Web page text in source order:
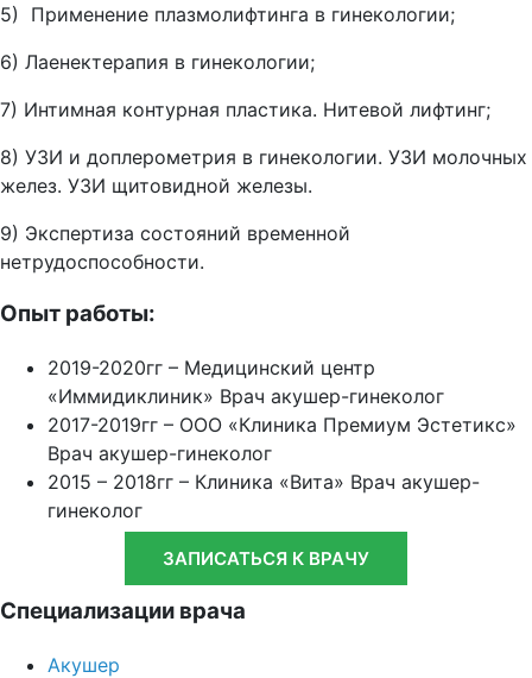
5) Применение плазмолифтинга в гинекологии;
6) Лаенектерапия в гинекологии;
7) Интимная контурная пластика. Нитевой лифтинг;
8) УЗИ и доплерометрия в гинекологии. УЗИ молочных
желез. УЗИ щитовидной железы.
9) Экспертиза состояний временной
нетрудоспособности.
Опыт работы:
2019-2020гг – Медицинский центр
«Иммидиклиник» Врач акушер-гинеколог
2017-2019гг – ООО «Клиника Премиум Эстетикс»
Врач акушер-гинеколог
2015 – 2018гг – Клиника «Вита» Врач акушер-
гинеколог
ЗАПИСАТЬСЯ К ВРАЧУ
Специализации врача
Акушер